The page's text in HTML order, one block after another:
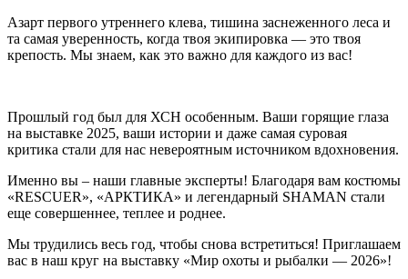
Азарт первого утреннего клева, тишина заснеженного леса и
та самая уверенность, когда твоя экипировка — это твоя
крепость. Мы знаем, как это важно для каждого из вас!
Прошлый год был для ХСН особенным. Ваши горящие глаза
на выставке 2025, ваши истории и даже самая суровая
критика стали для нас невероятным источником вдохновения.
Именно вы – наши главные эксперты! Благодаря вам костюмы
«RESCUER», «АРКТИКА» и легендарный SHAMAN стали
еще совершеннее, теплее и роднее.
Мы трудились весь год, чтобы снова встретиться! Приглашаем
вас в наш круг на выставку «Мир охоты и рыбалки — 2026»!